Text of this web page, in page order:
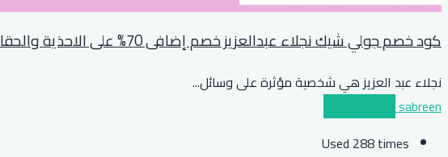
كود خصم جولي شيك نجلاء عبدالعزيز خصم إضافى 70% على الاحذية والحقائب
نجلاء عبد العزيز هي شخصية مؤثرة على وسائل...
sabreen
Used 288 times